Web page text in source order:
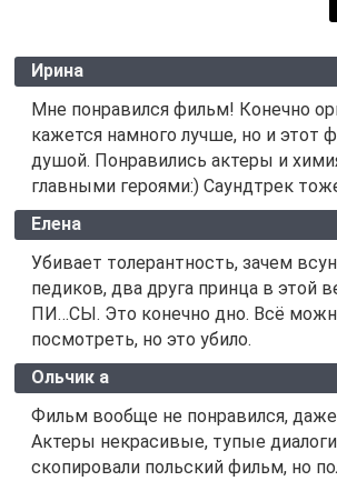
Ирина
Мне понравился фильм! Конечно
кажется намного лучше, но и этот
душой. Понравились актеры и
главными героями:) Саундтрек
Елена
Убивает толерантность, зачем
педиков, два друга принца в этой
ПИ…СЫ. Это конечно дно. Всё
посмотреть, но это убило.
Ольчик а
Фильм вообще не понравился,
Актеры некрасивые, тупые
скопировали польский фильм, но